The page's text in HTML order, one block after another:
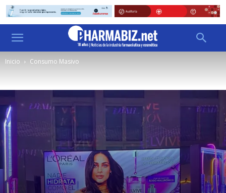
Inicio Consumo Masivo